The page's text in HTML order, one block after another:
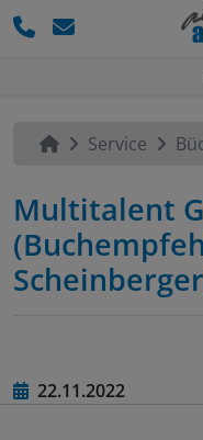
Service
Multitalent
22.11.2022